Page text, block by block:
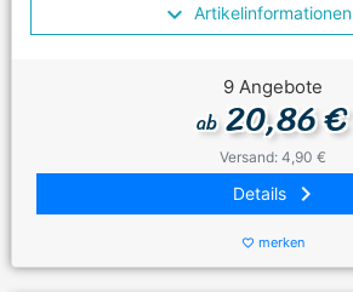
Artikelinformationen
9 Angebote
ab20,86 €
Versand: 4,90 €
Details keyboard_arrow_right
favorite_border merken